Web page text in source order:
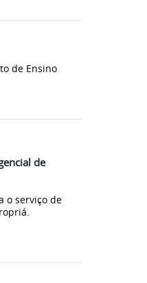
de Ensino
de
o serviço de